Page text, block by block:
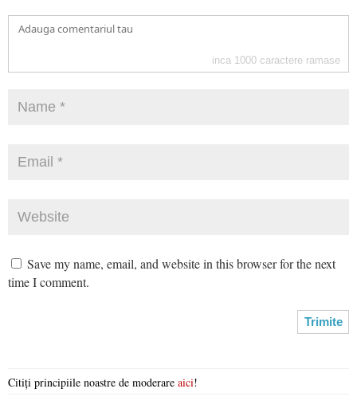
inca 1000 caractere ramase
Save my name, email, and website in this browser for the next
time I comment.
Citiți principiile noastre de moderare aici!